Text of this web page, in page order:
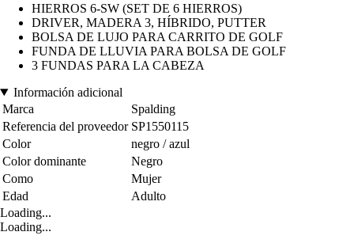
HIERROS 6-SW (SET DE 6 HIERROS)
DRIVER, MADERA 3, HÍBRIDO, PUTTER
BOLSA DE LUJO PARA CARRITO DE GOLF
FUNDA DE LLUVIA PARA BOLSA DE GOLF
3 FUNDAS PARA LA CABEZA
Información adicional
Marca
Spalding
Referencia del proveedor SP1550115
Color
negro / azul
Color dominante
Negro
Como
Mujer
Edad
Adulto
Loading...
Loading...